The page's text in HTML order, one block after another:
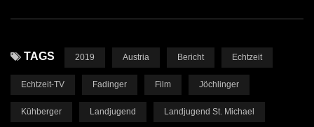
TAGS 2019 Austria Bericht Echtzeit
Echtzeit-TV Fadinger Film Jöchlinger
Kühberger Landjugend Landjugend St. Michael